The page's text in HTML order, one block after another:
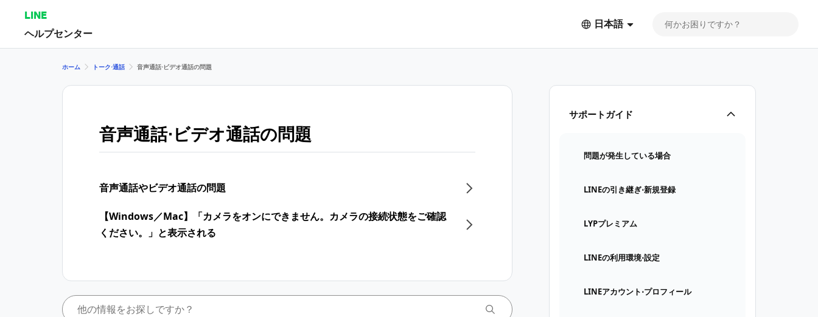
LINE
ヘルプセンター
日本語
サポートガイド
問題が発生している場合
LINEの引き継ぎ⋅新規登録
LYPプレミアム
LINEの利用環境⋅設定
LINEアカウント⋅プロフィール
ホーム トーク⋅通話 音声通話⋅ビデオ通話の問題
音声通話⋅ビデオ通話の問題
音声通話やビデオ通話の問題
【Windows／Mac】「カメラをオンにできません。カメラの接続状態をご確認
ください。」と表示される